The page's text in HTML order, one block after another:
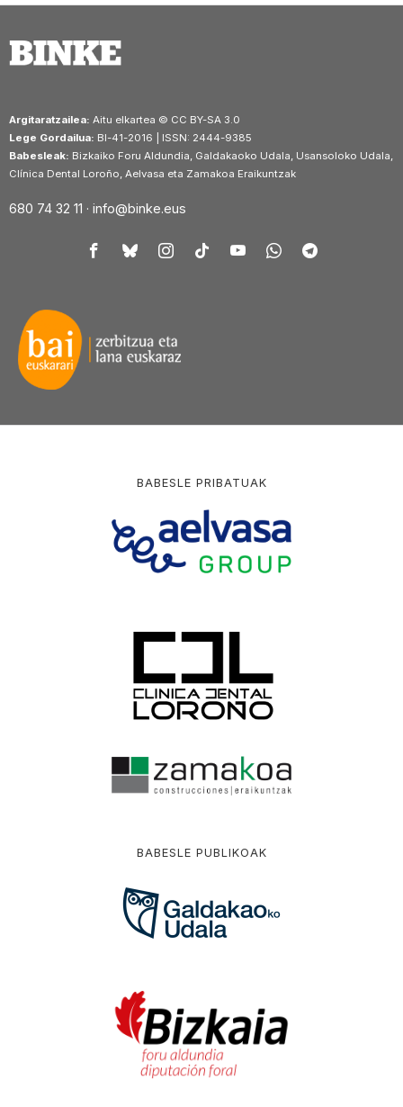
Argitaratzailea: Aitu elkartea © CC BY-SA 3.0
Lege Gordailua: BI-41-2016 | ISSN: 2444-9385
Babesleak: Bizkaiko Foru Aldundia, Galdakaoko Udala, Usansoloko Udala,
Clínica Dental Loroño, Aelvasa eta Zamakoa Eraikuntzak
680 74 32 11 · info@binke.eus
BABESLE PRIBATUAK
BABESLE PUBLIKOAK